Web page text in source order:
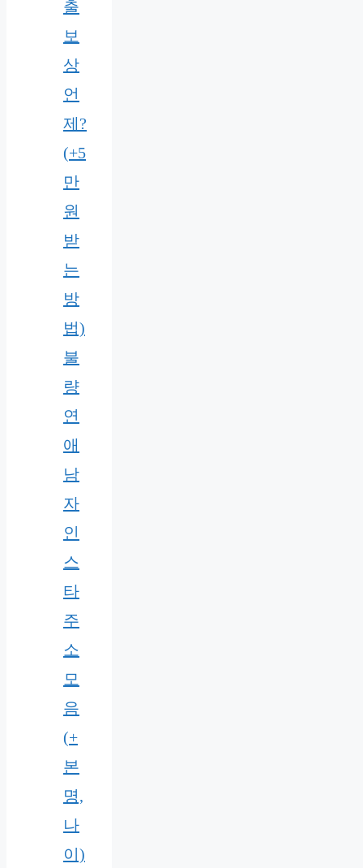
출
보
상
언
제?
(+5
만
원
받
는
방
법)
불
량
연
애
남
자
인
스
타
주
소
모
음
(+
본
명,
나
이)